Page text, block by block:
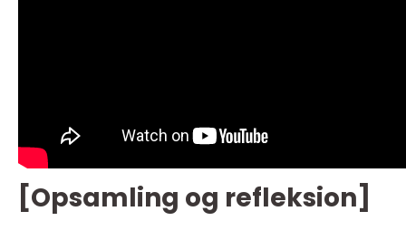
[Opsamling og refleksion]